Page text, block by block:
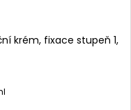
krém, fixace stupeň 1,